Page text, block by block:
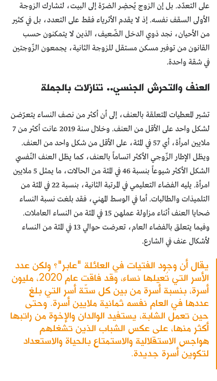
على التعدّد. بل إن الزوج يُحضِر الضرّة إلى البيت، لتشارك الزوجة
الأولى السقف نفسه. إذ لا يقدم الأثرياء فقط على التعدد، بل في كثير
من الأحيان، نجد ذوي الدخل الضّعيف، الذين لا يتمكنون حسب
القانون من توفير مسكن مستقل للزوجة الثانية، يجمعون الزّوجتين
في شقة واحدة.
العنف والتحرش الجنسي.. تنازلات بالجملة
تشير المعطيات المتعلقة بالعنف، إلى أن أكثر من نصف النساء يتعرّضن
لشكل واحد على الأقل من العنف. وخلال سنة 2019 عانت أكثر من 7
ملايين امرأة، أي 57 في المئة، على الأقل من شكل واحد من العنف.
ويظل الإطار الزّوجي الأكثر اتساماً بالعنف، كما يظل العنف النّفسي
الشكل الأكثر شيوعاً بنسبة 46 في المئة من الحالات، ما يمثل 5 ملايين
امرأة. يليه الفضاء التعليمي في المرتبة الثانية، بنسبة 22 في المئة من
التلميذات والطالبات. أما في الوسط المهني، فقد بلغت نسبة النساء
ضحايا العنف أثناء مزاولة عملهن 15 في المئة من النساء العاملات.
وفيما يتعلق بالفضاء العام، تعرضت حوالي 13 في المئة من النساء
لأشكال عنف في الشارع.
يقال أن وجود الفتيات في العائلة "عابر"؟ ولكن عدد
الأسر التي تُعيلها نساء، وقد فاقت عام 2020، مليون
أسرة، بنسبة أسرة من بين كل ستّة أسر التي بلغ
عددها في العام نفسه ثمانية ملايين أسرة. وحتى
حين تعمل الشابة، يستفيد الوالدان والإخوة من راتبها
أكثر منها، على عكس الشباب الذين تشغلهم
هواجس الاستقلالية والاستمتاع بالحياة والاستعداد
لتكوين أسرة جديدة.